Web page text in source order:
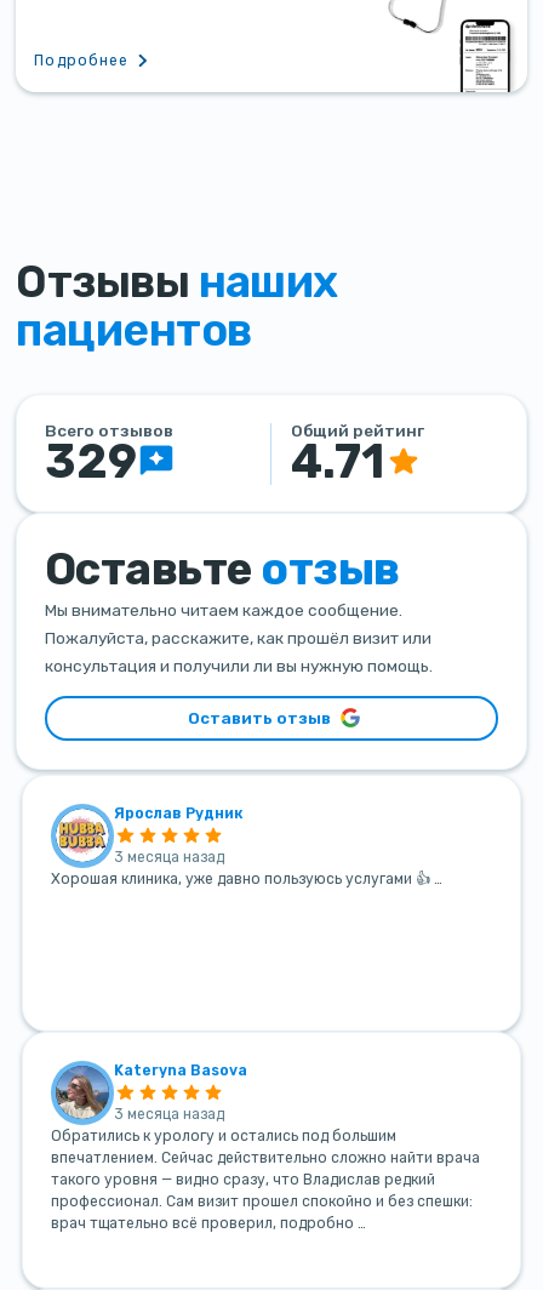
Подробнее
Отзывы наших
пациентов
Всего отзывов
329
Общий рейтинг
4.71
Оставьте отзыв
Мы внимательно читаем каждое сообщение.
Пожалуйста, расскажите, как прошёл визит или
консультация и получили ли вы нужную помощь.
Оставить отзыв
Ярослав Рудник
3 месяца назад
Хорошая клиника, уже давно пользуюсь услугами 👍 …
Kateryna Basova
3 месяца назад
Обратились к урологу и остались под большим
впечатлением. Сейчас действительно сложно найти врача
такого уровня — видно сразу, что Владислав редкий
профессионал. Сам визит прошел спокойно и без спешки:
врач тщательно всё проверил, подробно …